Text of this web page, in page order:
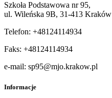
Szkoła Podstawowa nr 95,
ul. Wileńska 9B, 31-413 Kraków
Telefon: +48124114934
Faks: +48124114934
e-mail: sp95@mjo.krakow.pl
Informacje